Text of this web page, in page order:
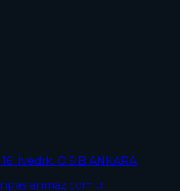
İvedik. O.S.B ANKARA